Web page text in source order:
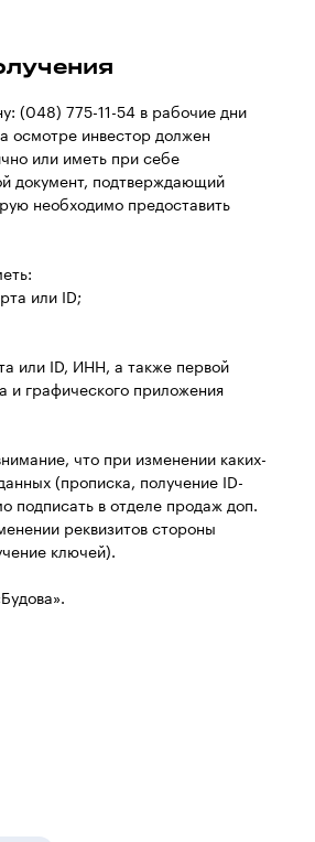
(048) 775-11-54 в рабочие дни
осмотре инвестор должен
или иметь при себе
документ, подтверждающий
необходимо предоставить
или ID;
или ID, ИНН, а также первой
и графического приложения
что при изменении каких-
(прописка, получение ID-
подписать в отделе продаж доп.
реквизитов стороны
ключей).